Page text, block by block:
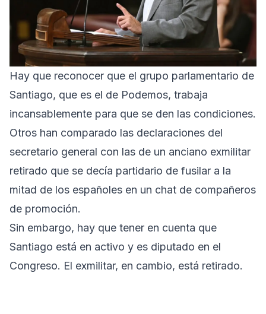
Hay que reconocer que el grupo parlamentario de
Santiago, que es el de Podemos, trabaja
incansablemente para que se den las condiciones.
Otros han comparado las declaraciones del
secretario general con las de un anciano exmilitar
retirado que se decía partidario de fusilar a la
mitad de los españoles en un chat de compañeros
de promoción.
Sin embargo, hay que tener en cuenta que
Santiago está en activo y es diputado en el
Congreso. El exmilitar, en cambio, está retirado.